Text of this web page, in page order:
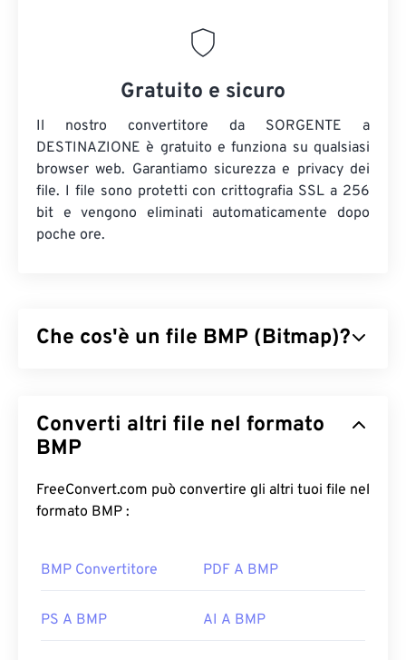
Gratuito e sicuro
Il nostro convertitore da SORGENTE a
DESTINAZIONE è gratuito e funziona su qualsiasi
browser web. Garantiamo sicurezza e privacy dei
file. I file sono protetti con crittografia SSL a 256
bit e vengono eliminati automaticamente dopo
poche ore.
Che cos'è un file BMP (Bitmap)?
generalmente senza alcuna compressione. BMP
utilizza una struttura dati a matrice di punti
di coloredell'immagine. BMP è utilizzato
principalmente per la pubblicazione digitale di
grandi dimensioni.
Come aprire un file BMP?
Converti altri file nel formato
BMP
FreeConvert.com può convertire gli altri tuoi file nel
formato BMP :
BMP Convertitore PDF A BMP
PS A BMP AI A BMP